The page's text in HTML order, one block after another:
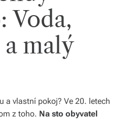
Voda,
malý
a vlastní pokoj? Ve 20. letech
z toho. Na sto obyvatel